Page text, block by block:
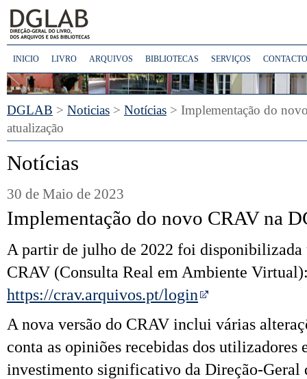
INICIO LIVRO ARQUIVOS BIBLIOTECAS SERVIÇOS
DGLAB > Noticias > Notícias > Implementação do
atualização
Notícias
30 de Maio de 2023
Implementação do novo CRAV na
A partir de julho de 2022 foi disponibilizada
CRAV (Consulta Real em Ambiente
https://crav.arquivos.pt/login
A nova versão do CRAV inclui várias
conta as opiniões recebidas dos utilizadores
investimento significativo da Direção-Geral